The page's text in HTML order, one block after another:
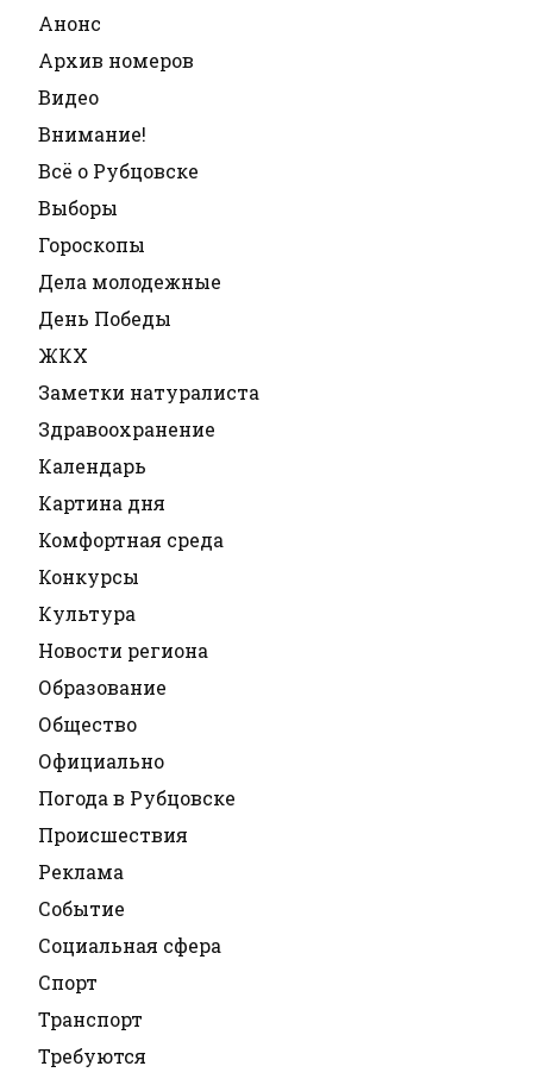
Анонс
Архив номеров
Видео
Внимание!
Всё о Рубцовске
Выборы
Гороскопы
Дела молодежные
День Победы
ЖКХ
Заметки натуралиста
Здравоохранение
Календарь
Картина дня
Комфортная среда
Конкурсы
Культура
Новости региона
Образование
Общество
Официально
Погода в Рубцовске
Происшествия
Реклама
Событие
Социальная сфера
Спорт
Транспорт
Требуются